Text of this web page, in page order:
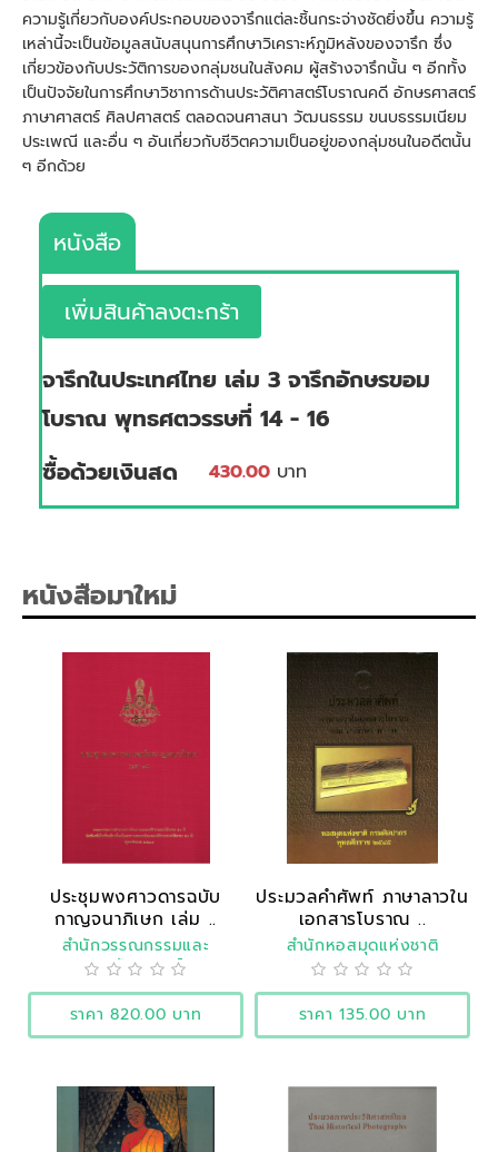
ความรู้เกี่ยวกับองค์ประกอบของจารึกแต่ละชิ้นกระจ่างชัดยิ่งขึ้น ความรู้
เหล่านี้จะเป็นข้อมูลสนับสนุนการศึกษาวิเคราะห์ภูมิหลังของจารึก ซึ่ง
เกี่ยวข้องกับประวัติการของกลุ่มชนในสังคม ผู้สร้างจารึกนั้น ๆ อีกทั้ง
เป็นปัจจัยในการศึกษาวิชาการด้านประวัติศาสตร์โบราณคดี อักษรศาสตร์
ภาษาศาสตร์ ศิลปศาสตร์ ตลอดจนศาสนา วัฒนธรรม ขนบธรรมเนียม
ประเพณี และอื่น ๆ อันเกี่ยวกับชีวิตความเป็นอยู่ของกลุ่มชนในอดีตนั้น
ๆ อีกด้วย
หนังสือ
เพิ่มสินค้าลงตะกร้า
จารึกในประเทศไทย เล่ม 3 จารึกอักษรขอม
โบราณ พุทธศตวรรษที่ 14 - 16
ซื้อด้วยเงินสด
430.00 บาท
หนังสือมาใหม่
ประชุมพงศาวดารฉบับ
กาญจนาภิเษก เล่ม ..
สำนักวรรณกรรมและ
ประวัติศาสตร์
ราคา 820.00 บาท
ประมวลคำศัพท์ ภาษาลาวใน
เอกสารโบราณ ..
สำนักหอสมุดแห่งชาติ
ราคา 135.00 บาท